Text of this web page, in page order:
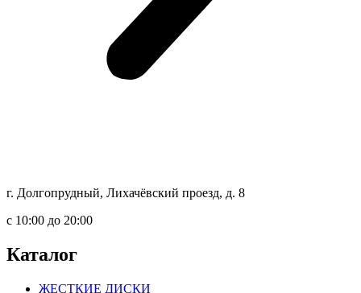
г. Долгопрудный, Лихачёвский проезд, д. 8
c 10:00 до 20:00
Каталог
ЖЕСТКИЕ ДИСКИ